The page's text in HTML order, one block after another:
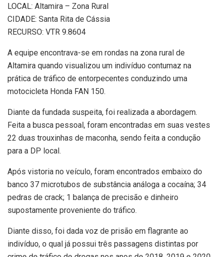
LOCAL: Altamira – Zona Rural
CIDADE: Santa Rita de Cássia
RECURSO: VTR 9.8604
A equipe encontrava-se em rondas na zona rural de
Altamira quando visualizou um indivíduo contumaz na
prática de tráfico de entorpecentes conduzindo uma
motocicleta Honda FAN 150.
Diante da fundada suspeita, foi realizada a abordagem.
Feita a busca pessoal, foram encontradas em suas vestes
22 duas trouxinhas de maconha, sendo feita a condução
para a DP local.
Após vistoria no veículo, foram encontrados embaixo do
banco 37 microtubos de substância análoga a cocaína; 34
pedras de crack; 1 balança de precisão e dinheiro
supostamente proveniente do tráfico.
Diante disso, foi dada voz de prisão em flagrante ao
indivíduo, o qual já possui três passagens distintas por